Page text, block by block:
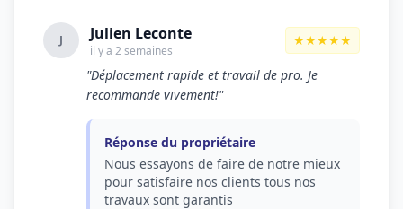
J Julien Leconte
il y a 2 semaines
★★★★★
"Déplacement rapide et travail de pro. Je
recommande vivement!"
Réponse du propriétaire
Nous essayons de faire de notre mieux
pour satisfaire nos clients tous nos
travaux sont garantis